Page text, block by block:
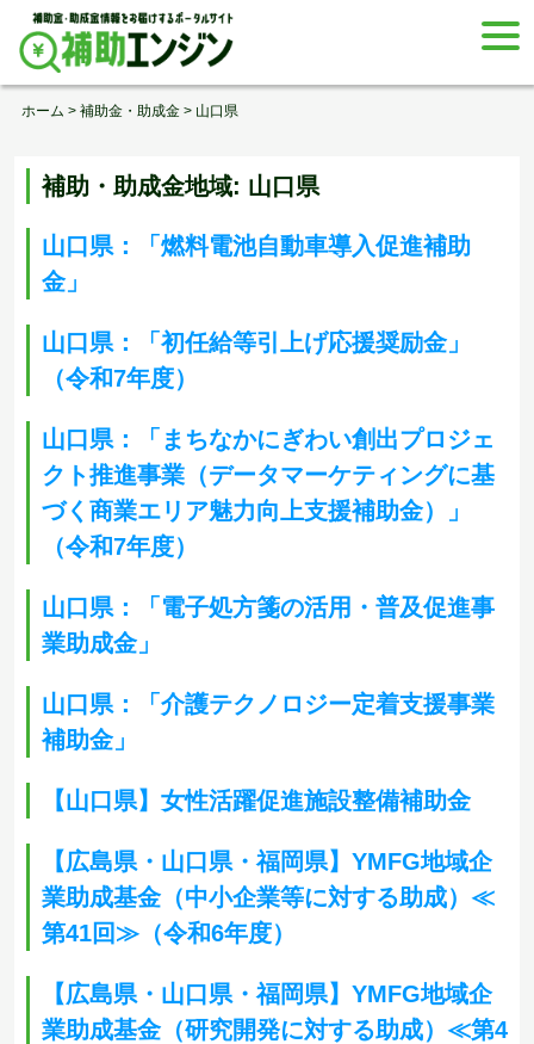
Skip
content
ホーム > 補助金・助成金 > 山口県
補助・助成金地域: 山口県
山口県：「燃料電池自動車導入促進補助
金」
山口県：「初任給等引上げ応援奨励金」
（令和7年度）
山口県：「まちなかにぎわい創出プロジェ
クト推進事業（データマーケティングに基
づく商業エリア魅力向上支援補助金）」
（令和7年度）
山口県：「電子処方箋の活用・普及促進事
業助成金」
山口県：「介護テクノロジー定着支援事業
補助金」
【山口県】女性活躍促進施設整備補助金
【広島県・山口県・福岡県】YMFG地域企
業助成基金（中小企業等に対する助成）≪
第41回≫（令和6年度）
【広島県・山口県・福岡県】YMFG地域企
業助成基金（研究開発に対する助成）≪第4